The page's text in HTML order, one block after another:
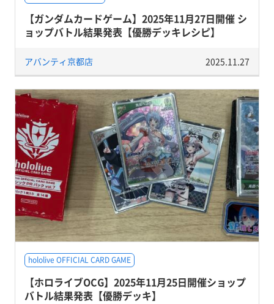
【ガンダムカードゲーム】2025年11月27日開催 シ
ョップバトル結果発表【優勝デッキレシピ】
アバンティ京都店 2025.11.27
hololive OFFICIAL CARD GAME
【ホロライブOCG】2025年11月25日開催ショップ
バトル結果発表【優勝デッキ】